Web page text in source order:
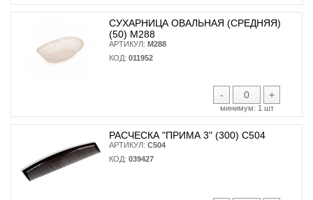
СУХАРНИЦА ОВАЛЬНАЯ (СРЕДНЯЯ)
(50) М288
АРТИКУЛ: М288
КОД: 011952
- +
минимум: 1 шт
РАСЧЕСКА "ПРИМА 3" (300) С504
АРТИКУЛ: С504
КОД: 039427